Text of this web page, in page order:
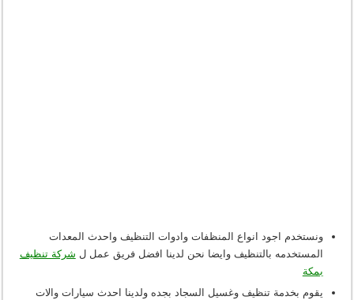
ونستخدم اجود انواع المنظفات وادوات التنظيف واحدث المعدات
المستخدمه بالتنظيف وايضا نحن لدينا افضل فريق عمل ل شركة تنظيف
بمكة
يقوم بخدمة تنظيف وغسيل السجاد بجده ولدينا احدث سيارات والات